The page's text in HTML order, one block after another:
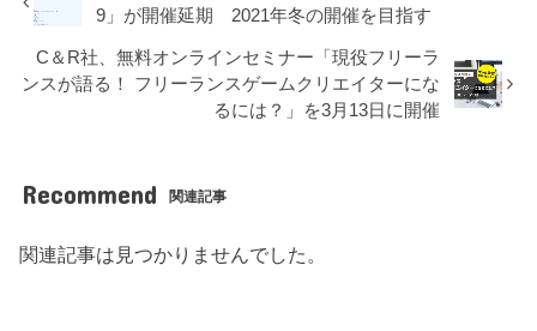
9」が開催延期 2021年冬の開催を目指す
C＆R社、無料オンラインセミナー「現役フリーラ
ンスが語る！ フリーランスゲームクリエイターにな
るには？」を3月13日に開催
Recommend 関連記事
関連記事は見つかりませんでした。